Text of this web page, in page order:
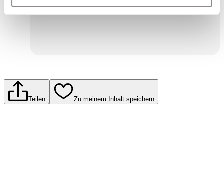
Senden
Teilen Zu meinem Inhalt speichern